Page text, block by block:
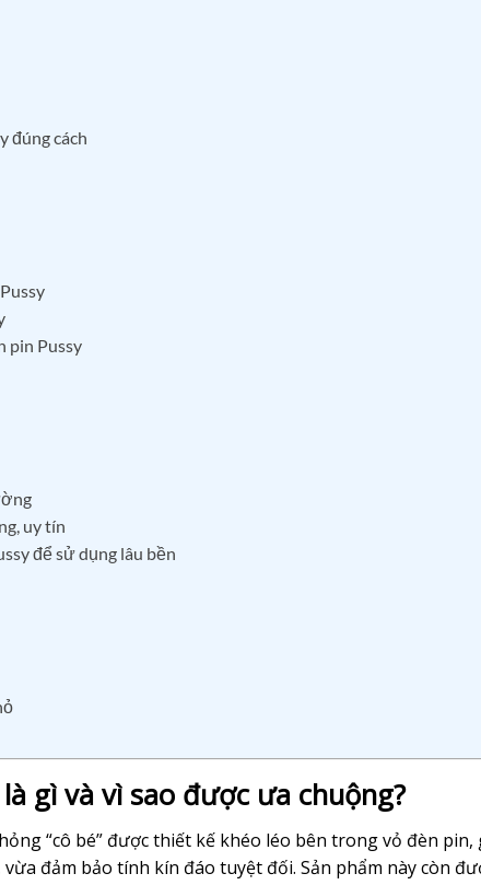
đúng cách
pin Pussy
uy tín
để sử dụng lâu bền
gì và vì sao được ưa chuộng?
“cô bé” được thiết kế khéo léo bên trong vỏ đèn pin,
đảm bảo tính kín đáo tuyệt đối. Sản phẩm này còn